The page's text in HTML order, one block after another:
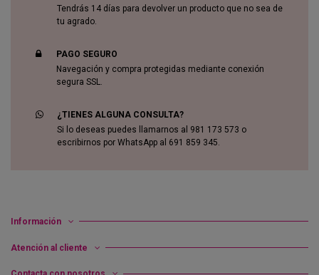
Tendrás 14 días para devolver un producto que no sea de
tu agrado.
PAGO SEGURO
Navegación y compra protegidas mediante conexión
segura SSL.
¿TIENES ALGUNA CONSULTA?
Si lo deseas puedes llamarnos al 981 173 573 o
escribirnos por WhatsApp al 691 859 345.
Información
Atención al cliente